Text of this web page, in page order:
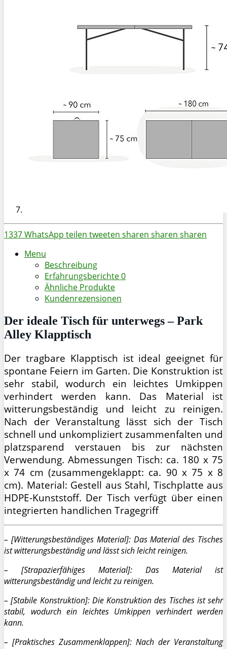
1337WhatsApp teilen tweeten sharen sharen sharen
Menu
Beschreibung
Erfahrungsberichte0
Ähnliche Produkte
Kundenrezensionen
Der ideale Tisch für unterwegs – Park
Alley Klapptisch
Der tragbare Klapptisch ist ideal geeignet für
spontane Feiern im Garten. Die Konstruktion ist
sehr stabil, wodurch ein leichtes Umkippen
verhindert werden kann. Das Material ist
witterungsbeständig und leicht zu reinigen.
Nach der Veranstaltung lässt sich der Tisch
schnell und unkompliziert zusammenfalten und
platzsparend verstauen bis zur nächsten
Verwendung. Abmessungen Tisch: ca. 180 x 75
x 74 cm (zusammengeklappt: ca. 90 x 75 x 8
cm). Material: Gestell aus Stahl, Tischplatte aus
HDPE-Kunststoff. Der Tisch verfügt über einen
integrierten handlichen Tragegriff
– [Witterungsbeständiges Material]: Das Material des Tisches
ist witterungsbeständig und lässt sich leicht reinigen.
– [Strapazierfähiges Material]: Das Material ist
witterungsbeständig und leicht zu reinigen.
– [Stabile Konstruktion]: Die Konstruktion des Tisches ist sehr
stabil, wodurch ein leichtes Umkippen verhindert werden
kann.
– [Praktisches Zusammenklappen]: Nach der Veranstaltung